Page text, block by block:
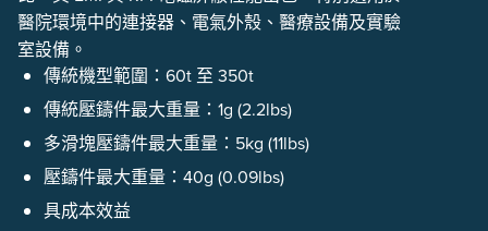
醫院環境中的連接器、電氣外殼、醫療設備及實驗
室設備。
傳統機型範圍：60t 至 350t
傳統壓鑄件最大重量：1g (2.2lbs)
多滑塊壓鑄件最大重量：5kg (11lbs)
壓鑄件最大重量：40g (0.09lbs)
具成本效益